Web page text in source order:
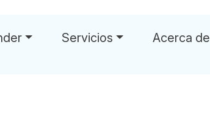
Servicios Acerca de